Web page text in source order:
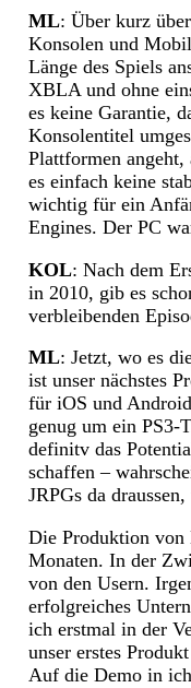
ML: Über kurz
Konsolen und
Länge des Spiels
XBLA und ohne
es keine Garantie,
Konsolentitel
Plattformen
es einfach keine
wichtig für ein
Engines. Der PC
KOL: Nach dem
in 2010, gib es
verbleibenden
ML: Jetzt, wo es
ist unser nächstes
für iOS und
genug um ein PS3-
definitv das
schaffen –
JRPGs da
Die Produktion von
Monaten. In der
von den Usern.
erfolgreiches
ich erstmal in der
unser erstes
Auf die Demo in